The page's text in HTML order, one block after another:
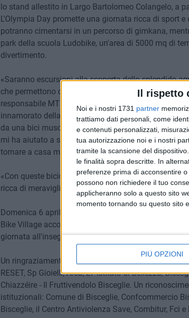
Il rispetto
Noi e i nostri 1731 partner
trattiamo dati personali, come
e contenuti personalizzati,
tua autorizzazione noi e i nostri
tramite la scansione del
le finalità sopra descritte. In
preferenze prima di acconsentire
possono non richiedere il tuo
applicheranno solo a questo sito
momento tornando su questo sito
PIÙ OPZIONI
lo stand allestito in Largo Bartolomeo Colangelo, a
L'Olympia Day promette una giornata ricca di sport
potranno cimentarsi in un percorso di gimkana,
park della scuola Ludobike, un'area di 5000 mq di
divertimento.
«Saranno escursioni alla scoperta dello splendido
che permettono di apprezzare al meglio i piaceri
responsabile MTB dell'ASD Avis Cicloamatori MTB
innamorato della bicicletta e, circa otto anni fa, ho
da una bici muscolare a una e-MTB non mi ha fatto
mi ha aiutato a superare la fatica senza rinunciare
tornare a casa meno affaticato.»
«Con queste biciclette a pedalata assistita è
ricca di meraviglie da ammirare in bicicletta»
Domenica 6 aprile sarà possibile prenotare un'uscita
Bike Village accoglierà tutti con musica, animazione
giornata all'insegna dello sport e delle buone
Un ringraziamento speciale va agli sponsor che
RESET, Sp Gioielli, Arca, LT Istituto di Bellezza,
Chiazzéire - Il Fruttivendolo Bisceglie. Un
istituzionali: Comune di Bisceglie, Confcommercio
Bisceglie, il Centro Antiviolenza Save, Combitur, Fci